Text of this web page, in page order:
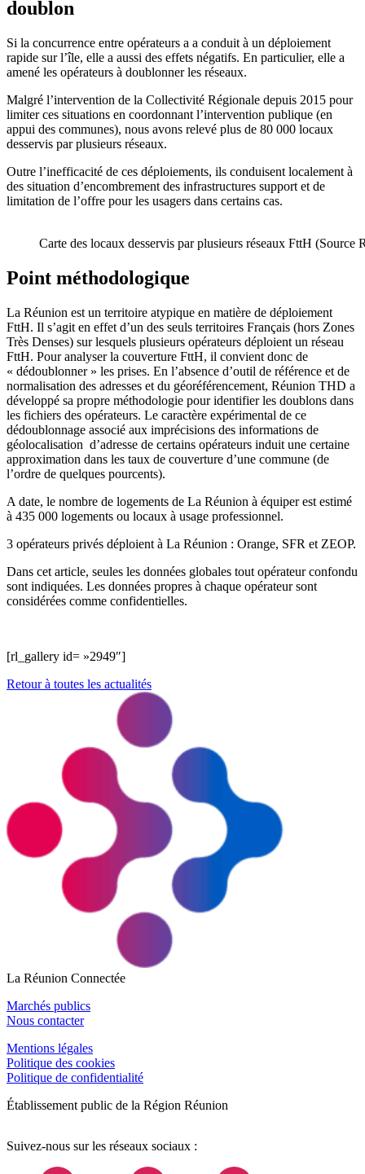
doublon
Si la concurrence entre opérateurs a a conduit à un déploiement
rapide sur l’île, elle a aussi des effets négatifs. En particulier, elle a
amené les opérateurs à doublonner les réseaux.
Malgré l’intervention de la Collectivité Régionale depuis 2015 pour
limiter ces situations en coordonnant l’intervention publique (en
appui des communes), nous avons relevé plus de 80 000 locaux
desservis par plusieurs réseaux.
Outre l’inefficacité de ces déploiements, ils conduisent localement à
des situation d’encombrement des infrastructures support et de
limitation de l’offre pour les usagers dans certains cas.
Carte des locaux desservis par plusieurs réseaux FttH (Source
Point méthodologique
La Réunion est un territoire atypique en matière de déploiement
FttH. Il s’agit en effet d’un des seuls territoires Français (hors Zones
Très Denses) sur lesquels plusieurs opérateurs déploient un réseau
FttH. Pour analyser la couverture FttH, il convient donc de
« dédoublonner » les prises. En l’absence d’outil de référence et de
normalisation des adresses et du géoréférencement, Réunion THD a
développé sa propre méthodologie pour identifier les doublons dans
les fichiers des opérateurs. Le caractère expérimental de ce
dédoublonnage associé aux imprécisions des informations de
géolocalisation d’adresse de certains opérateurs induit une certaine
approximation dans les taux de couverture d’une commune (de
l’ordre de quelques pourcents).
A date, le nombre de logements de La Réunion à équiper est estimé
à 435 000 logements ou locaux à usage professionnel.
3 opérateurs privés déploient à La Réunion : Orange, SFR et ZEOP.
Dans cet article, seules les données globales tout opérateur confondu
sont indiquées. Les données propres à chaque opérateur sont
considérées comme confidentielles.
[rl_gallery id= »2949″]
Retour à toutes les actualités
La Réunion Connectée
Marchés publics
Nous contacter
Mentions légales
Politique des cookies
Politique de confidentialité
Établissement public de la Région Réunion
Suivez-nous sur les réseaux sociaux :